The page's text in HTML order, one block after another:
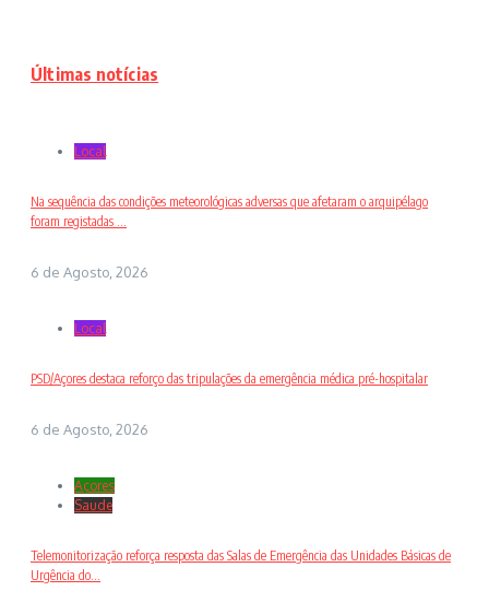
Últimas notícias
Local
Na sequência das condições meteorológicas adversas que afetaram o arquipélago
foram registadas ...
6 de Agosto, 2026
Local
PSD/Açores destaca reforço das tripulações da emergência médica pré-hospitalar
6 de Agosto, 2026
Açores
Saude
Telemonitorização reforça resposta das Salas de Emergência das Unidades Básicas de
Urgência do...